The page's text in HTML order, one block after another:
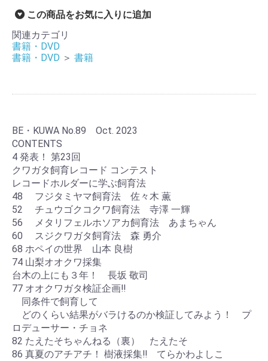
この商品をお気に入りに追加
関連カテゴリ
書籍・DVD
書籍・DVD ＞ 書籍
BE・KUWA No.89 Oct. 2023
CONTENTS
4 発表！ 第23回
クワガタ飼育レコード コンテスト
レコードホルダーに学ぶ飼育法
48 フジタミヤマ飼育法 佐々木 薫
52 チュウゴクコクワ飼育法 寺澤 一輝
56 メタリフェルホソアカ飼育法 あまちゃん
60 スジクワガタ飼育法 森 勇介
68 ホペイの世界 山本 良樹
74 山梨オオクワ採集
台木の上にも３年！ 長坂 敬司
77 オオクワガタ検証企画‼
同条件で飼育して
どのくらい結果がバラけるのか検証してみよう！ プ
ロデューサー・チョネ
82 たえたそちゃんねる（裏） たえたそ
86 真夏のアチアチ！ 樹液採集‼ てらかわよしこ